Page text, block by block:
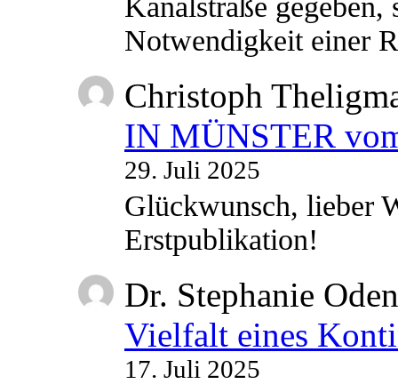
Kanalstraße
Notwendigkeit einer
Christoph
IN MÜNSTER
29. Juli 2025
Glückwunsch, lieber
Erstpublikation!
Dr. Stephanie
Vielfalt eines
17. Juli 2025